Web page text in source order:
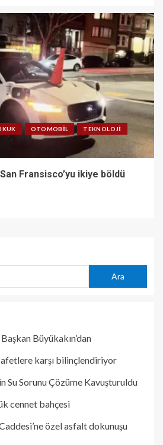
OTOMOBIL TEKNOLOJI
Fransisco’yu ikiye böldü
Ara
Büyükakın’dan
karşı bilinçlendiriyor
Su Sorunu Çözüme Kavuşturuldu
cennet bahçesi
özel asfalt dokunuşu